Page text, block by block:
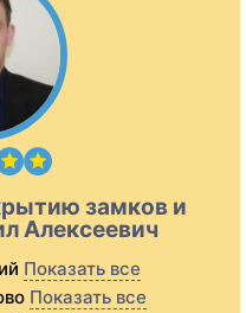
замков и
Алексеевич
Показать все
Показать все